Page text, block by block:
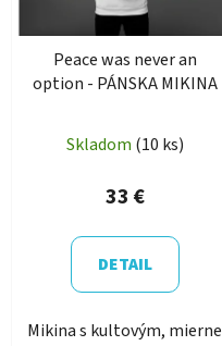
Peace was never an
option - PÁNSKA MIKINA
Skladom (10 ks)
33 €
DETAIL
Mikina s kultovým, mierne